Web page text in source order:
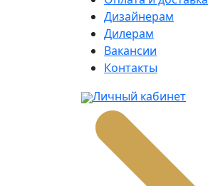
Дизайнерам
Дилерам
Вакансии
Контакты
Личный кабинет